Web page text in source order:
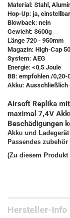
Material: Stahl,
Hop-Up: ja, einstellbar
Blowback: nein
Gewicht: 3600g
Länge 720 - 950mm
Magazin: High-Cap
System: AEG
Energie: <0,5 Joule
BB: empfohlen /0,20-
Akku: Ausschließlich
Airsoft Replika
maximal 7,4V
Beschädigungen
Akku und
Passendes
(Zu diesem
Hersteller-Info